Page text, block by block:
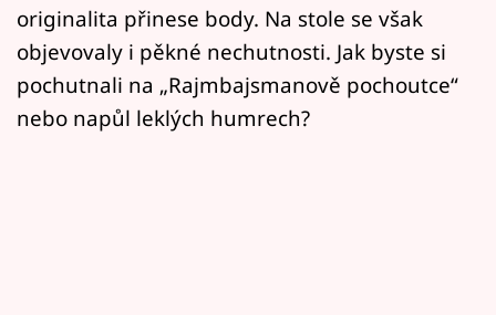
Mámy sobě
Přihlášení
originalita přinese body. Na stole se však
objevovaly i pěkné nechutnosti. Jak byste si
pochutnali na „Rajmbajsmanově pochoutce“
nebo napůl leklých humrech?